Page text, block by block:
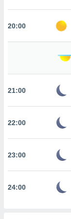
como
IP
posible
en
a lo que
su
20:00
21:00
22:00
23:00
24:00